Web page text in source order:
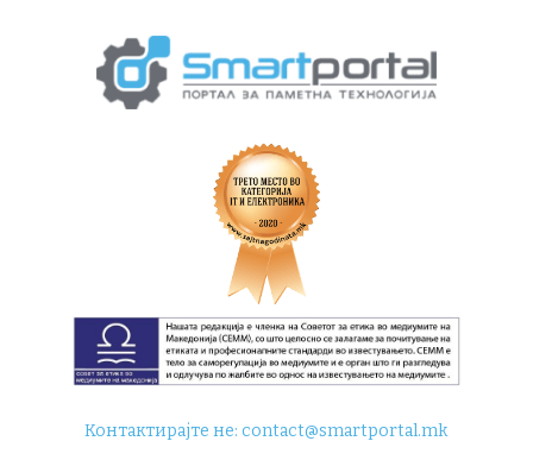
Контактирајте не:contact@smartportal.mk